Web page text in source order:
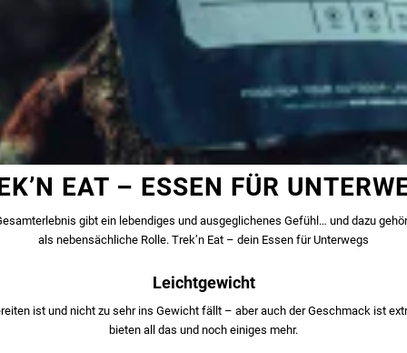
EAT – ESSEN FÜR
gibt ein lebendiges und ausgeglichenes Gefühl… und dazu
als nebensächliche Rolle. Trek’n Eat – dein Essen für Unterwegs
Leichtgewicht
ist und nicht zu sehr ins Gewicht fällt – aber auch der Geschmack ist
bieten all das und noch einiges mehr.